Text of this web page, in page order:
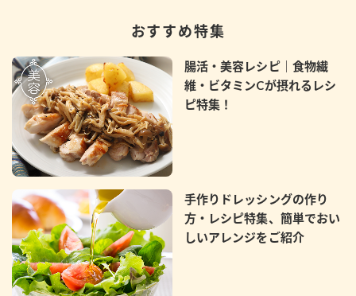
おすすめ特集
腸活・美容レシピ｜食物繊
維・ビタミンCが摂れるレシ
ピ特集！
手作りドレッシングの作り
方・レシピ特集、簡単でおい
しいアレンジをご紹介